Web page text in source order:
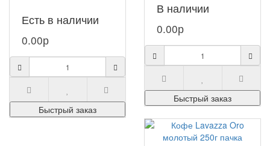
людей с
гармоничными
вкусовыми
качествами и мя..
Есть в наличии
0.00р
Быстрый заказ
добавлена
надпись “Italiano
Classico”,
непременно с..
В наличии
0.00р
Быстрый заказ